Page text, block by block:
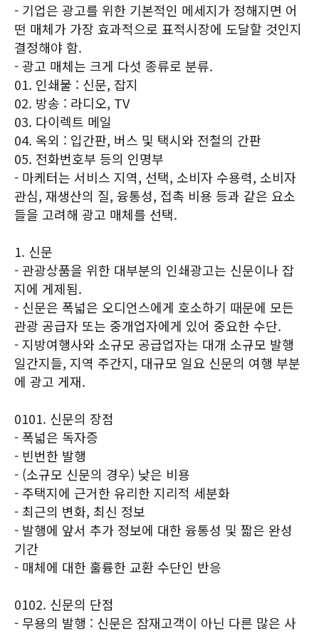
- 기업은 광고를 위한 기본적인 메세지가 정해지면 어
떤 매체가 가장 효과적으로 표적시장에 도달할 것인지
결정해야 함.
- 광고 매체는 크게 다섯 종류로 분류.
01. 인쇄물 : 신문, 잡지
02. 방송 : 라디오, TV
03. 다이렉트 메일
04. 옥외 : 입간판, 버스 및 택시와 전철의 간판
05. 전화번호부 등의 인명부
- 마케터는 서비스 지역, 선택, 소비자 수용력, 소비자
관심, 재생산의 질, 융통성, 접촉 비용 등과 같은 요소
들을 고려해 광고 매체를 선택.
1. 신문
- 관광상품을 위한 대부분의 인쇄광고는 신문이나 잡
지에 게제됨.
- 신문은 폭넓은 오디언스에게 호소하기 때문에 모든
관광 공급자 또는 중개업자에게 있어 중요한 수단.
- 지방여행사와 소규모 공급업자는 대개 소규모 발행
일간지들, 지역 주간지, 대규모 일요 신문의 여행 부분
에 광고 게재.
0101. 신문의 장점
- 폭넓은 독자증
- 빈번한 발행
- (소규모 신문의 경우) 낮은 비용
- 주택지에 근거한 유리한 지리적 세분화
- 최근의 변화, 최신 정보
- 발행에 앞서 추가 정보에 대한 융통성 및 짧은 완성
기간
- 매체에 대한 훌륭한 교환 수단인 반응
0102. 신문의 단점
- 무용의 발행 : 신문은 잠재고객이 아닌 다른 많은 사